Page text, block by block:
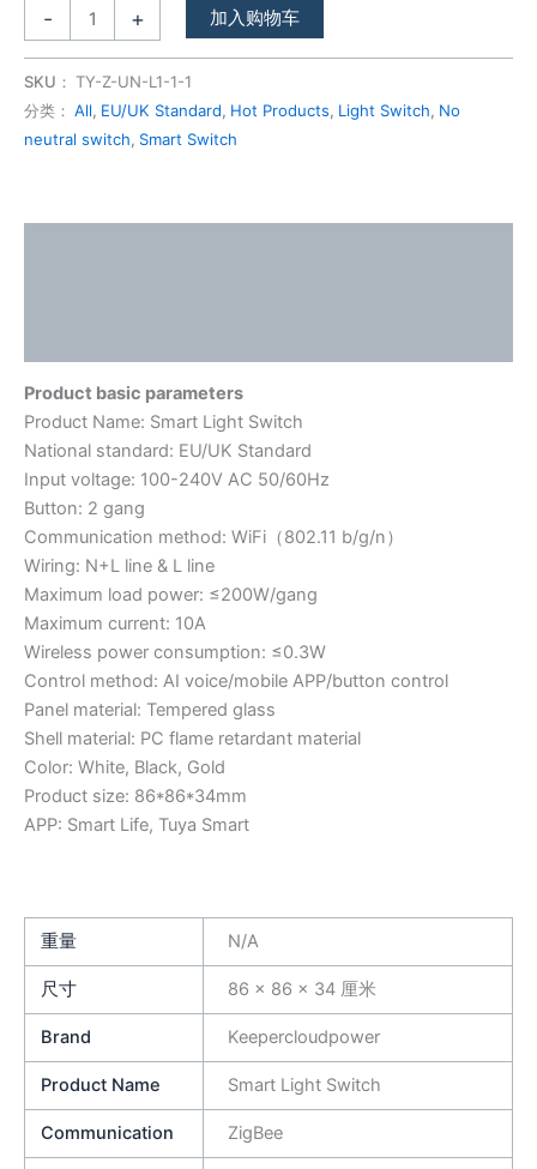
- + 加入购物车
SKU： TY-Z-UN-L1-1-1
分类： All, EU/UK Standard, Hot Products, Light Switch, No
neutral switch, Smart Switch
Product basic parameters
Product Name: Smart Light Switch
National standard: EU/UK Standard
Input voltage: 100-240V AC 50/60Hz
Button: 2 gang
Communication method: WiFi（802.11 b/g/n）
Wiring: N+L line & L line
Maximum load power: ≤200W/gang
Maximum current: 10A
Wireless power consumption: ≤0.3W
Control method: AI voice/mobile APP/button control
Panel material: Tempered glass
Shell material: PC flame retardant material
Color: White, Black, Gold
Product size: 86*86*34mm
APP: Smart Life, Tuya Smart
重量 N/A
尺寸 86 × 86 × 34 厘米
Brand Keepercloudpower
Product Name Smart Light Switch
Communication ZigBee